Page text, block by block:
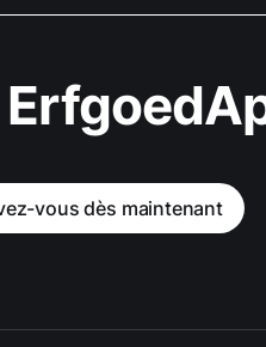
vous dès maintenant